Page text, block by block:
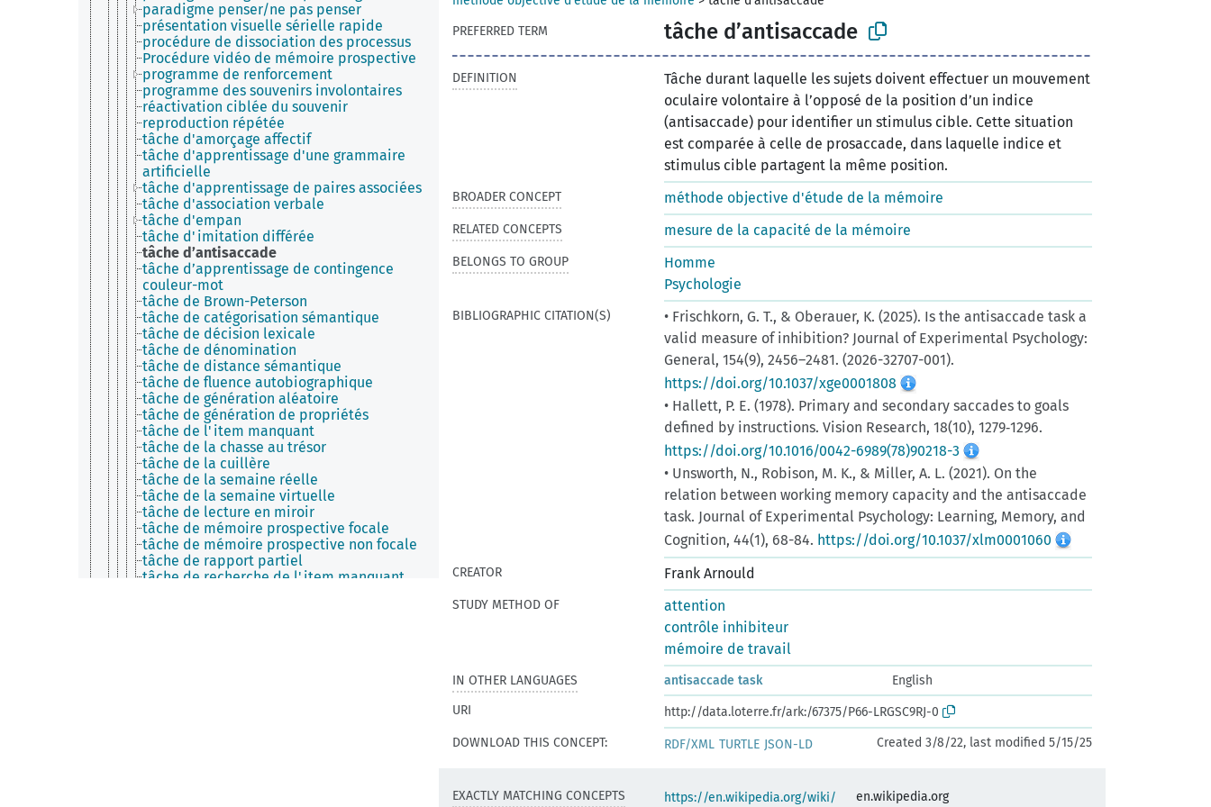
paradigme penser/ne pas penser
présentation visuelle sérielle rapide
procédure de dissociation des processus
Procédure vidéo de mémoire prospective
programme de renforcement
programme des souvenirs involontaires
réactivation ciblée du souvenir
reproduction répétée
tâche d'amorçage affectif
tâche d'apprentissage d'une grammaire
artificielle
tâche d'apprentissage de paires associées
tâche d'association verbale
tâche d'empan
tâche d'imitation différée
tâche d’antisaccade
tâche d’apprentissage de contingence
couleur-mot
tâche de Brown-Peterson
tâche de catégorisation sémantique
tâche de décision lexicale
tâche de dénomination
tâche de distance sémantique
tâche de fluence autobiographique
tâche de génération aléatoire
tâche de génération de propriétés
tâche de l'item manquant
tâche de la chasse au trésor
tâche de la cuillère
tâche de la semaine réelle
tâche de la semaine virtuelle
tâche de lecture en miroir
tâche de mémoire prospective focale
tâche de mémoire prospective non focale
tâche de rapport partiel
tâche de recherche de l'item manquant
PREFERRED TERM
tâche d’antisaccade
DEFINITION
Tâche durant laquelle les sujets doivent effectuer un mouvement
oculaire volontaire à l’opposé de la position d’un indice
(antisaccade) pour identifier un stimulus cible. Cette situation
est comparée à celle de prosaccade, dans laquelle indice et
stimulus cible partagent la même position.
BROADER CONCEPT méthode objective d'étude de la mémoire
RELATED CONCEPTS mesure de la capacité de la mémoire
BELONGS TO GROUP
Homme
Psychologie
BIBLIOGRAPHIC CITATION(S)
• Frischkorn, G. T., & Oberauer, K. (2025). Is the antisaccade task a
valid measure of inhibition? Journal of Experimental Psychology:
General, 154(9), 2456–2481. (2026-32707-001).
https://doi.org/10.1037/xge0001808
• Hallett, P. E. (1978). Primary and secondary saccades to goals
defined by instructions. Vision Research, 18(10), 1279‑1296.
https://doi.org/10.1016/0042-6989(78)90218-3
• Unsworth, N., Robison, M. K., & Miller, A. L. (2021). On the
relation between working memory capacity and the antisaccade
task. Journal of Experimental Psychology: Learning, Memory, and
Cognition, 44(1), 68-84. https://doi.org/10.1037/xlm0001060
CREATOR Frank Arnould
STUDY METHOD OF
attention
contrôle inhibiteur
mémoire de travail
IN OTHER LANGUAGES antisaccade task
English
URI
http://data.loterre.fr/ark:/67375/P66-LRGSC9RJ-0
DOWNLOAD THIS CONCEPT:
RDF/XML TURTLE JSON-LD Created 3/8/22, last modified 5/15/25
EXACTLY MATCHING CONCEPTS https://en.wikipedia.org/wiki/ en.wikipedia.org